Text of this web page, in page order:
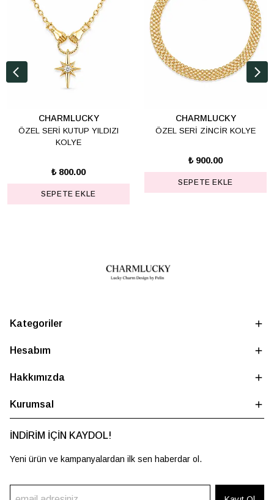
CHARMLUCKY
ÖZEL SERİ KUTUP YILDIZI
KOLYE
₺ 800.00
SEPETE EKLE
CHARMLUCKY
ÖZEL SERİ ZİNCİR KOLYE
₺ 900.00
SEPETE EKLE
Kategoriler
Hesabım
Hakkımızda
Kurumsal
İNDİRİM İÇİN KAYDOL!
Yeni ürün ve kampanyalardan ilk sen haberdar ol.